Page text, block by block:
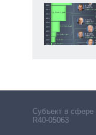
Субъект в
R40-05063